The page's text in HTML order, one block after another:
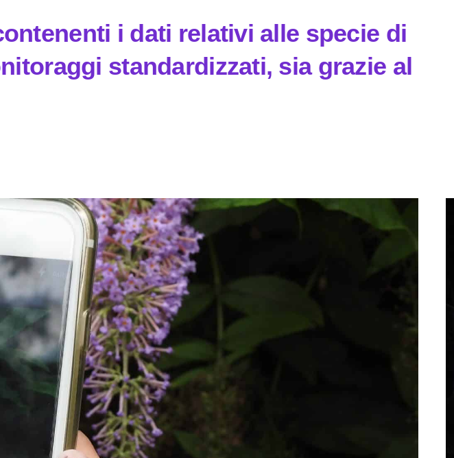
i dati relativi alle specie di
standardizzati, sia grazie al